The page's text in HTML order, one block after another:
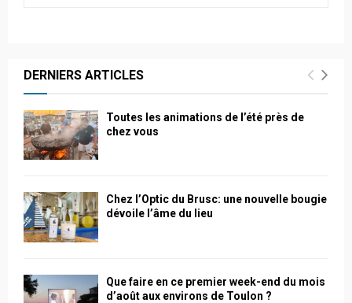
DERNIERS ARTICLES
Toutes les animations de l’été près de
chez vous
Chez l’Optic du Brusc: une nouvelle bougie
dévoile l’âme du lieu
Que faire en ce premier week-end du mois
d’août aux environs de Toulon ?